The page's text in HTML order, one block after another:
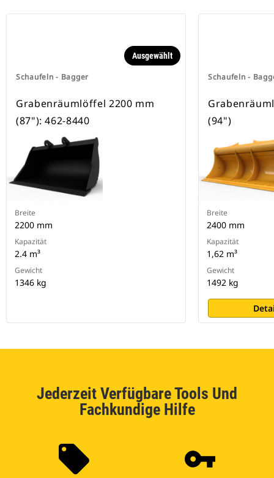
Sicherung der Anbaugeräte.
erhältlich.
Schaufeln - Bagger
Ausgewählt
Grabenräumlöffel 2200 mm
(87"): 462-8440
Breite
2200 mm
Kapazität
2.4 m³
Gewicht
1346 kg
Schaufeln -
(94")
Breite
2400 mm
Kapazität
1,62 m³
Gewicht
1492 kg
Jederzeit Verfügbare Tools Und
Fachkundige Hilfe